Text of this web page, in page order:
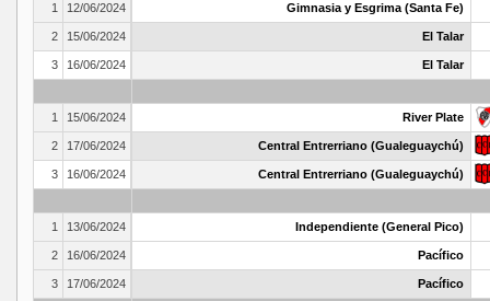
1 12/06/2024 Gimnasia y Esgrima (Santa Fe)
2 15/06/2024 El Talar
3 16/06/2024 El Talar
1 15/06/2024 River Plate
2 17/06/2024 Central Entrerriano (Gualeguaychú)
3 16/06/2024 Central Entrerriano (Gualeguaychú)
1 13/06/2024 Independiente (General Pico)
2 16/06/2024 Pacífico
3 17/06/2024 Pacífico